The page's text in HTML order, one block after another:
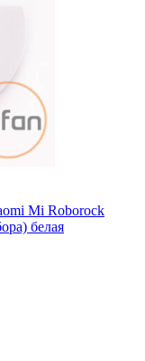
Mi Roborock
белая